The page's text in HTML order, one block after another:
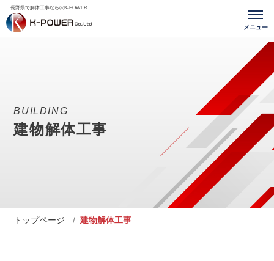
長野県で解体工事なら㈱K-POWER
BUILDING
建物解体工事
トップページ 建物解体工事